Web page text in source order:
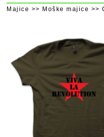
Majice >> Moške majice >>